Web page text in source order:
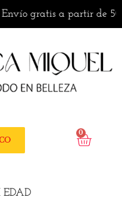
gratis a partir de 50€
0